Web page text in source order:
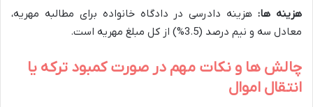
هزینه ها:هزینه دادرسی در دادگاه خانواده برای مطالبه مهریه،
معادل سه و نیم درصد (3.5%) از کل مبلغ مهریه است.
چالش ها و نکات مهم در صورت کمبود ترکه یا
انتقال اموال